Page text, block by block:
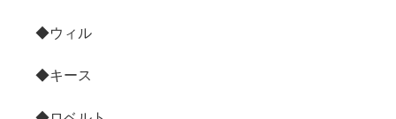
◆ウィル
◆キース